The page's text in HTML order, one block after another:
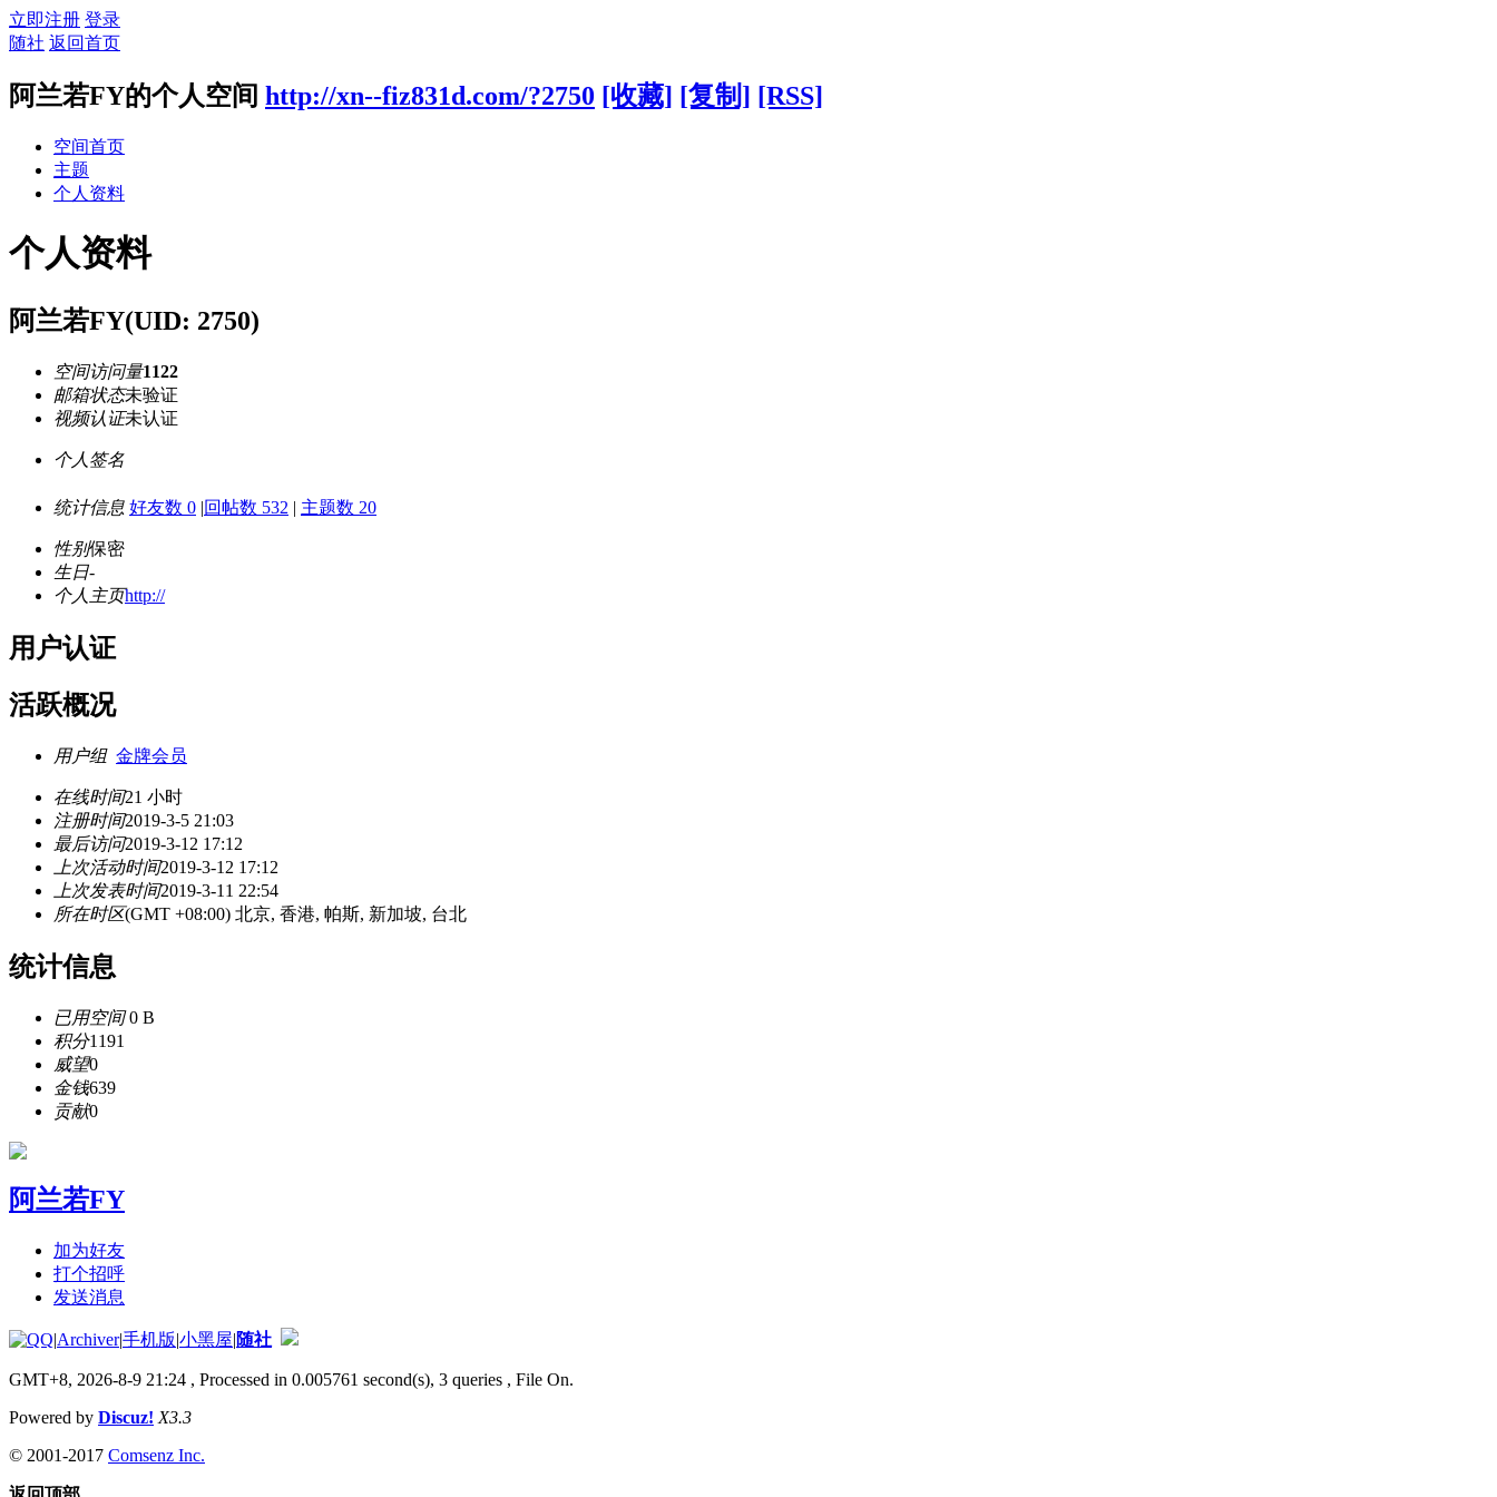
立即注册 登录
随社 返回首页
阿兰若FY的个人空间 http://xn--fiz831d.com/?2750 [收藏] [复制] [RSS]
空间首页
主题
个人资料
个人资料
阿兰若FY(UID: 2750)
空间访问量1122
邮箱状态未验证
视频认证未认证
个人签名
统计信息 好友数 0 |回帖数 532 | 主题数 20
性别保密
生日-
个人主页http://
用户认证
活跃概况
用户组 金牌会员
在线时间21 小时
注册时间2019-3-5 21:03
最后访问2019-3-12 17:12
上次活动时间2019-3-12 17:12
上次发表时间2019-3-11 22:54
所在时区(GMT +08:00) 北京, 香港, 帕斯, 新加坡, 台北
统计信息
已用空间0 B
积分1191
威望0
金钱639
贡献0
阿兰若FY
加为好友
打个招呼
发送消息
|Archiver|手机版|小黑屋|随社
GMT+8, 2026-8-9 21:24 , Processed in 0.005761 second(s), 3 queries , File On.
Powered by Discuz! X3.3
© 2001-2017 Comsenz Inc.